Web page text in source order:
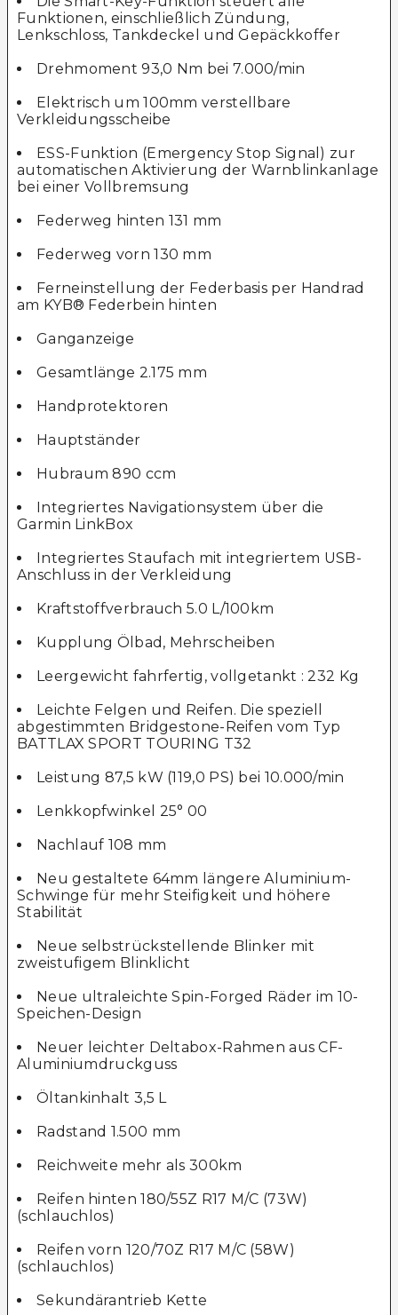
Funktionen, einschließlich Zündung,
Lenkschloss, Tankdeckel und Gepäckkoffer
Drehmoment 93,0 Nm bei 7.000/min
Elektrisch um 100mm verstellbare
Verkleidungsscheibe
ESS-Funktion (Emergency Stop Signal) zur
automatischen Aktivierung der Warnblinkanlage
bei einer Vollbremsung
Federweg hinten 131 mm
Federweg vorn 130 mm
Ferneinstellung der Federbasis per Handrad
am KYB® Federbein hinten
Ganganzeige
Gesamtlänge 2.175 mm
Handprotektoren
Hauptständer
Hubraum 890 ccm
Integriertes Navigationsystem über die
Garmin LinkBox
Integriertes Staufach mit integriertem USB-
Anschluss in der Verkleidung
Kraftstoffverbrauch 5.0 L/100km
Kupplung Ölbad, Mehrscheiben
Leergewicht fahrfertig, vollgetankt : 232 Kg
Leichte Felgen und Reifen. Die speziell
abgestimmten Bridgestone-Reifen vom Typ
BATTLAX SPORT TOURING T32
Leistung 87,5 kW (119,0 PS) bei 10.000/min
Lenkkopfwinkel 25° 00
Nachlauf 108 mm
Neu gestaltete 64mm längere Aluminium-
Schwinge für mehr Steifigkeit und höhere
Stabilität
Neue selbstrückstellende Blinker mit
zweistufigem Blinklicht
Neue ultraleichte Spin-Forged Räder im 10-
Speichen-Design
Neuer leichter Deltabox-Rahmen aus CF-
Aluminiumdruckguss
Öltankinhalt 3,5 L
Radstand 1.500 mm
Reichweite mehr als 300km
Reifen hinten 180/55Z R17 M/C (73W)
(schlauchlos)
Reifen vorn 120/70Z R17 M/C (58W)
(schlauchlos)
Sekundärantrieb Kette